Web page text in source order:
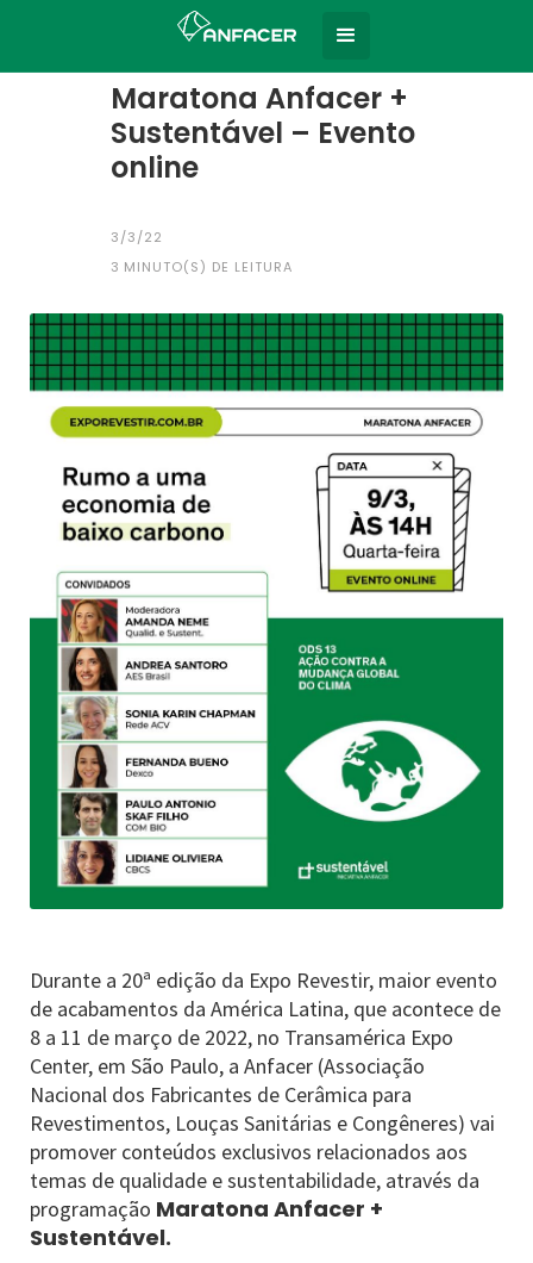
Todas as notícias
Maratona Anfacer +
Sustentável – Evento
online
3/3/22
3 MINUTO(S) DE LEITURA
Durante a 20ª edição da Expo Revestir, maior evento
de acabamentos da América Latina, que acontece de
8 a 11 de março de 2022, no Transamérica Expo
Center, em São Paulo, a Anfacer (Associação
Nacional dos Fabricantes de Cerâmica para
Revestimentos, Louças Sanitárias e Congêneres) vai
promover conteúdos exclusivos relacionados aos
temas de qualidade e sustentabilidade, através da
programação Maratona Anfacer +
Sustentável.